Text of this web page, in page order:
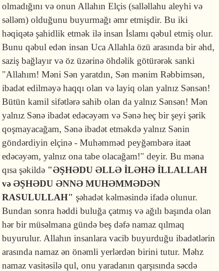
olmadığını və onun Allahın Elçis (salləllahu aleyhi və
səlləm) olduğunu buyurmağı əmr etmişdir. Bu iki
həqiqətə şahidlik etmək ilə insan İslamı qəbul etmiş olur.
Bunu qəbul edən insan Uca Allahla özü arasında bir əhd,
saziş bağlayır və öz üzərinə öhdəlik götürərək sanki
"Allahım! Məni Sən yaratdın, Sən mənim Rəbbimsən,
ibadət edilməyə haqqı olan və layiq olan yalnız Sənsən!
Bütün kamil sifətlərə sahib olan da yalnız Sənsən! Mən
yalnız Sənə ibadət edəcəyəm və Sənə heç bir şeyi şərik
qoşmayacağam, Sənə ibadət etməkdə yalnız Sənin
göndərdiyin elçinə - Muhəmməd peyğəmbərə itaət
edəcəyəm, yalnız ona tabe olacağam!" deyir. Bu məna
qısa şəkildə "ƏŞHƏDU ƏLLƏ İLƏHƏ İLLALLAH
və ƏŞHƏDU ƏNNƏ MUHƏMMƏDƏN
RASULULLAH" şəhadət kəlməsində ifadə olunur.
Bundan sonra həddi buluğa çatmış və ağılı başında olan
hər bir müsəlmana gündə beş dəfə namaz qılmaq
buyurulur. Allahın insanlara vacib buyurduğu ibadətlərin
arasında namaz ən önəmli yerlərdən birini tutur. Məhz
namaz vasitəsilə qul, onu yaradanın qarşısında səcdə